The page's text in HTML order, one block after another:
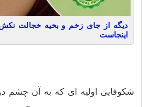
دیگه از جای زخم و بخیه خجالت
اینجاست
شکوفایی اولیه ای که به آن چشم